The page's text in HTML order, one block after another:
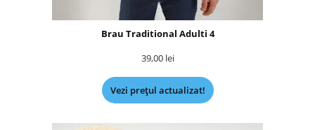
Brau Traditional Adulti 4
39,00 lei
Vezi prețul actualizat!